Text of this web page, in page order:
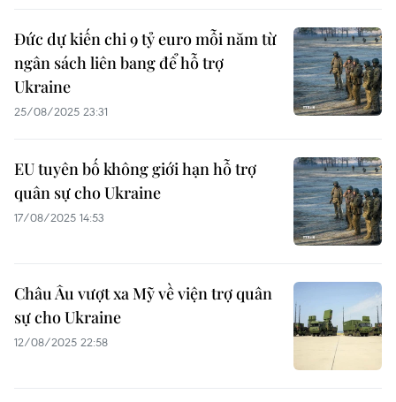
Đức dự kiến chi 9 tỷ euro mỗi năm từ
ngân sách liên bang để hỗ trợ
Ukraine
25/08/2025 23:31
EU tuyên bố không giới hạn hỗ trợ
quân sự cho Ukraine
17/08/2025 14:53
Châu Âu vượt xa Mỹ về viện trợ quân
sự cho Ukraine
12/08/2025 22:58